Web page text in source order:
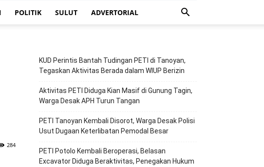
POLITIK SULUT ADVERTORIAL
284
KUD Perintis Bantah Tudingan PETI di Tanoyan,
Tegaskan Aktivitas Berada dalam WIUP Berizin
Aktivitas PETI Diduga Kian Masif di Gunung Tagin,
Warga Desak APH Turun Tangan
PETI Tanoyan Kembali Disorot, Warga Desak Polisi
Usut Dugaan Keterlibatan Pemodal Besar
PETI Potolo Kembali Beroperasi, Belasan
Excavator Diduga Beraktivitas, Penegakan Hukum